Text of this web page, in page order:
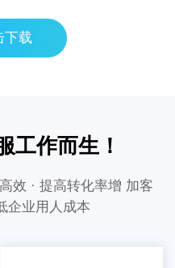
下载
工作而生！
效 · 提高转化率增 加客
企业用人成本